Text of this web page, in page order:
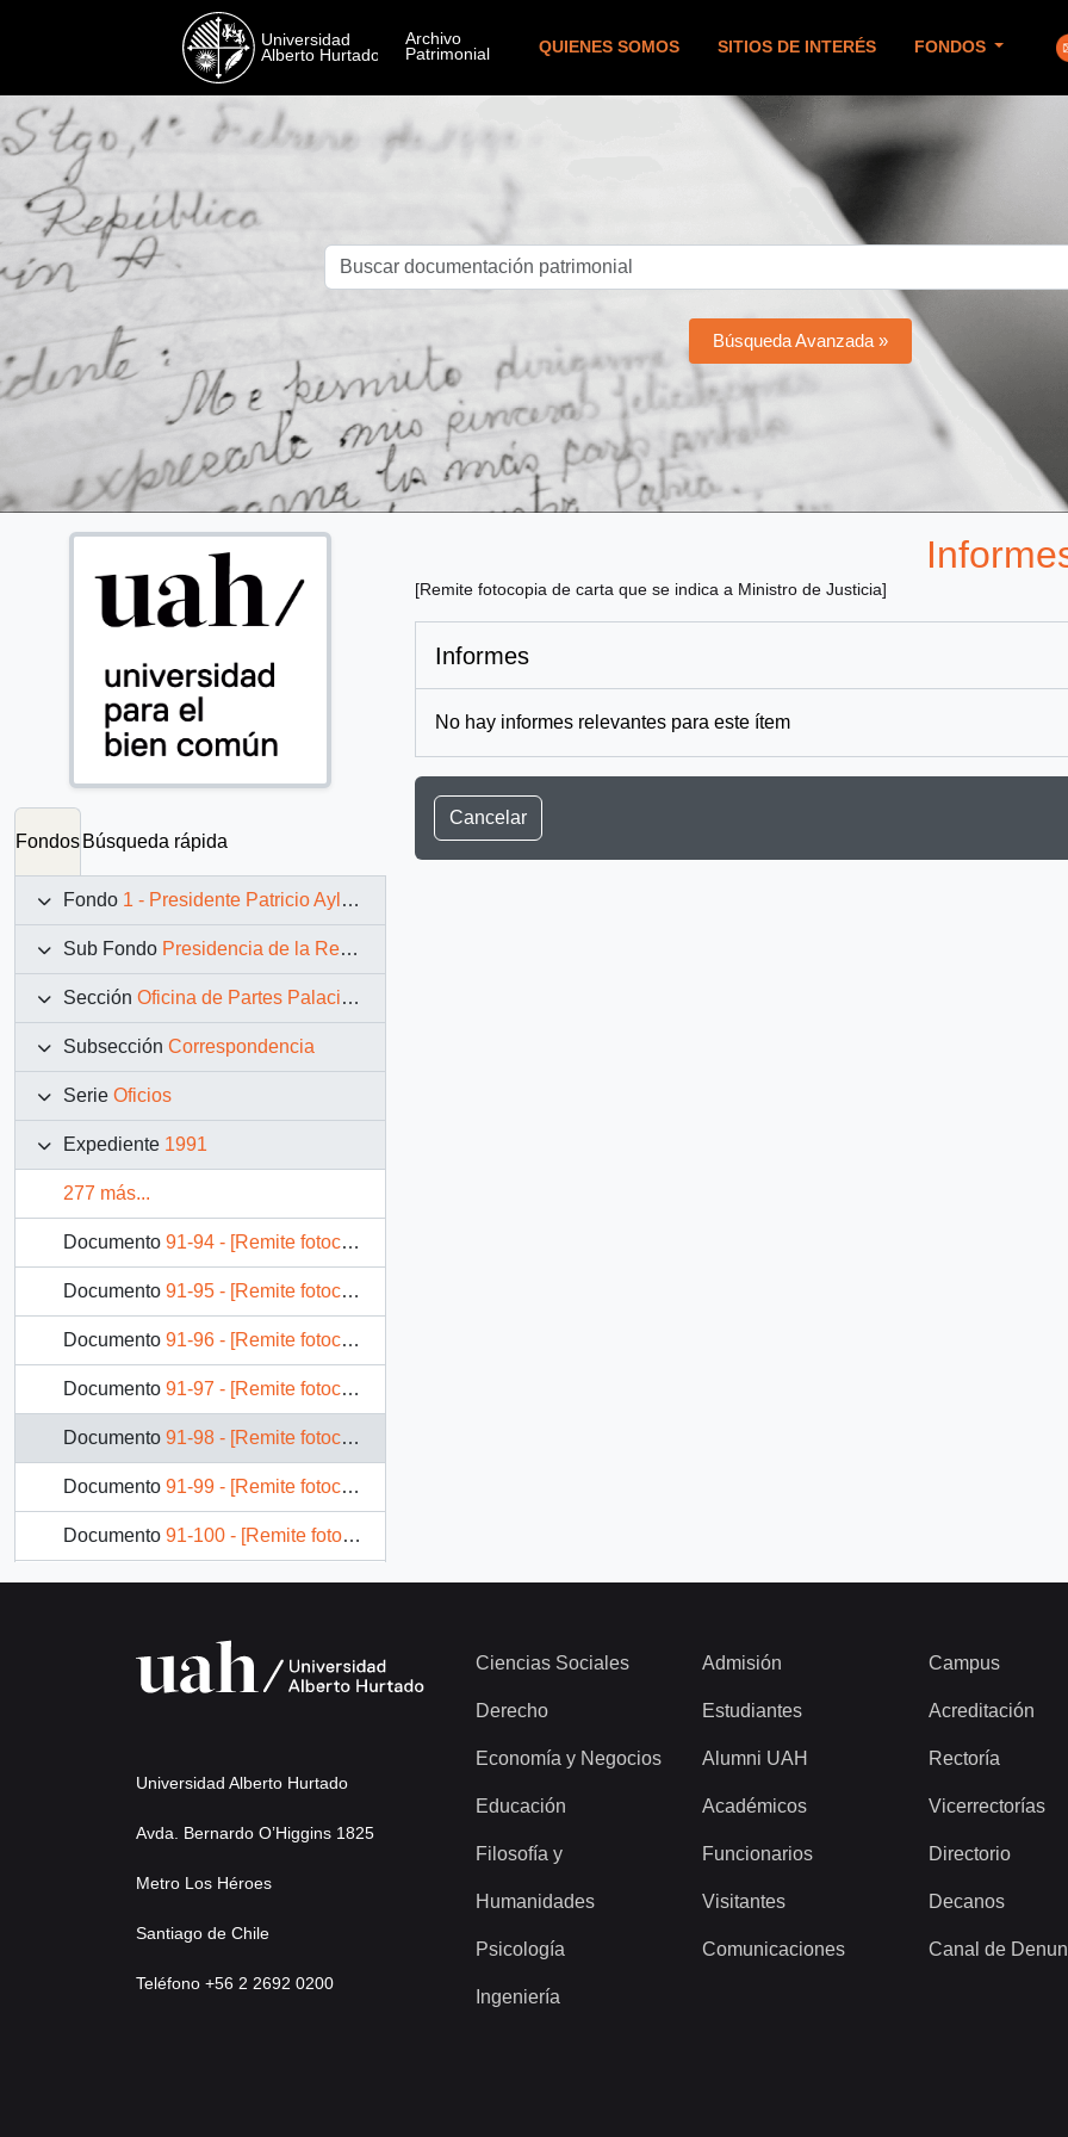
QUIENES SOMOS SITIOS DE INTERÉS FONDOS
Búsqueda Avanzada »
Fondos Búsqueda rápida
Fondo 1 - Presidente Patricio Aylwin Azócar (1990-1994)
Sub Fondo Presidencia de la República (11 marzo 1990 – 11 marzo 1994)
Sección Oficina de Partes Palacio de La Moneda
Subsección Correspondencia
Serie Oficios
Expediente 1991
277 más...
Documento 91-94 - [Remite fotocopia de carta que se indica a Subsecretario de Desarrollo Regional]
Documento 91-95 - [Remite fotocopia de carta que se indica a Ministro de Vivienda y Urbanismo]
Documento 91-96 - [Remite fotocopia de carta que se indica a Ministro de Vivienda y Urbanismo]
Documento 91-97 - [Remite fotocopia de carta que se indica a Ministro de Justicia]
Documento 91-98 - [Remite fotocopia de carta que se indica a Ministro de Justicia]
Documento 91-99 - [Remite fotocopia de carta que se indica a Ministro de Minería]
Documento 91-100 - [Remite fotocopia de Oficio que se indica a Ministro de Hacienda]
Documento 91-101 - [Remite fotocopia de Oficio que se indica a Ministro de Salud Pública]
2138 más...
[Remite fotocopia de carta que se indica a Ministro de Justicia]
Informes
No hay informes relevantes para este ítem
Cancelar
Universidad Alberto Hurtado
Avda. Bernardo O’Higgins 1825
Metro Los Héroes
Santiago de Chile
Teléfono +56 2 2692 0200
Ciencias Sociales
Derecho
Economía y Negocios
Educación
Filosofía y
Humanidades
Psicología
Ingeniería
Admisión
Estudiantes
Alumni UAH
Académicos
Funcionarios
Visitantes
Comunicaciones
Campus
Acreditación
Rectoría
Vicerrectorías
Directorio
Decanos
Canal de